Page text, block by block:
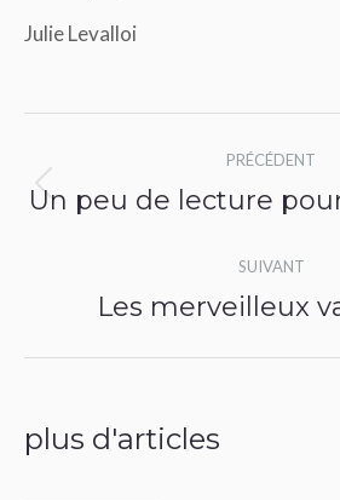
Julie Levalloi
Navigation
article
PRÉCÉDENT
Article
:
Un peu de lecture
SUIVANT
Article
Les merveilleux
plus d'articles